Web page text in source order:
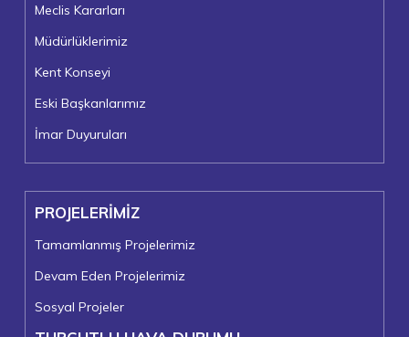
Meclis Kararları
Müdürlüklerimiz
Kent Konseyi
Eski Başkanlarımız
İmar Duyuruları
PROJELERİMİZ
Tamamlanmış Projelerimiz
Devam Eden Projelerimiz
Sosyal Projeler